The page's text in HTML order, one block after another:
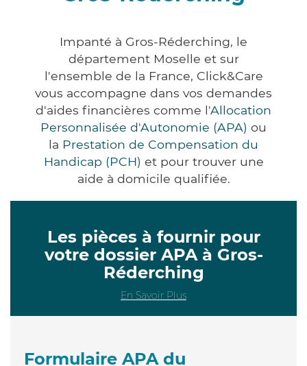
Impanté à Gros-Réderching, le
département Moselle et sur
l'ensemble de la France, Click&Care
vous accompagne dans vos demandes
d'aides financières comme l'Allocation
Personnalisée d'Autonomie (APA) ou
la Prestation de Compensation du
Handicap (PCH) et pour trouver une
aide à domicile qualifiée.
Les pièces à fournir pour
votre dossier APA à Gros-
Réderching
En Savoir Plus
Formulaire APA du